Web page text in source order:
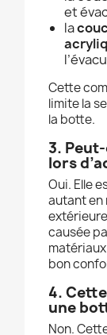
et
la
Cette
limite la
la botte.
3.
lors
Oui. Elle
autant en
causée
bon
4.
une
Non.